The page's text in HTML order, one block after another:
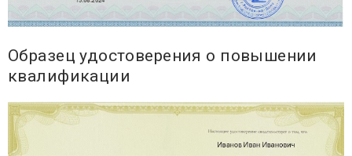
Образец удостоверения о повышении
квалификации